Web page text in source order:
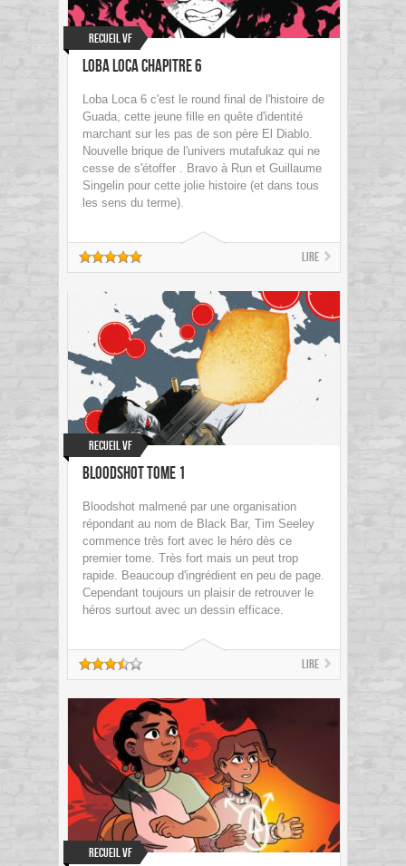
Recueil VF
Loba loca chapitre 6
Loba Loca 6 c'est le round final de l'histoire de
Guada, cette jeune fille en quête d'identité
marchant sur les pas de son père El Diablo.
Nouvelle brique de l'univers mutafukaz qui ne
cesse de s'étoffer . Bravo à Run et Guillaume
Singelin pour cette jolie histoire (et dans tous
les sens du terme).
Lire
Recueil VF
Bloodshot tome 1
Bloodshot malmené par une organisation
répondant au nom de Black Bar, Tim Seeley
commence très fort avec le héro dès ce
premier tome. Très fort mais un peut trop
rapide. Beaucoup d'ingrédient en peu de page.
Cependant toujours un plaisir de retrouver le
héros surtout avec un dessin efficace.
Lire
Recueil VF